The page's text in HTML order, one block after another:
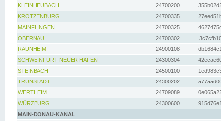
KLEINHEUBACH 24700200
KROTZENBURG
24700335
MAINFLINGEN
24700325
OBERNAU
24700302
RAUNHEIM
24900108
SCHWEINFURT NEUER HAFEN
24300304
STEINBACH
24500100
TRUNSTADT
24300202
WERTHEIM
24709089
WÜRZBURG
24300600
MAIN-DONAU-KANAL